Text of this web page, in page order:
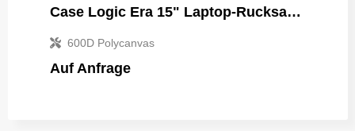
Case Logic Era 15" Laptop-Rucksack 23L
600D Polycanvas
Auf Anfrage